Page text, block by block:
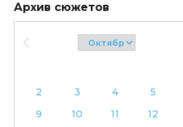
Архив сюжетов
2
3 4 5
9
10 11 12